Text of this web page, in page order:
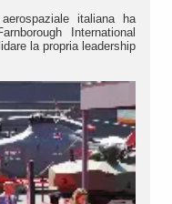
italiana ha
International
la propria leadership